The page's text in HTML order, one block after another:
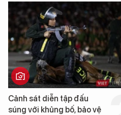
Cảnh sát diễn tập đấu
súng với khủng bố, bảo vệ